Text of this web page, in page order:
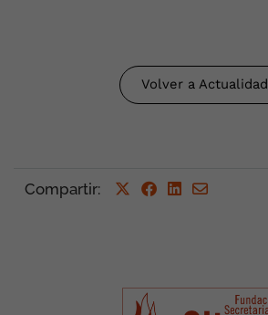
Volver a Actualidad
Compartir: